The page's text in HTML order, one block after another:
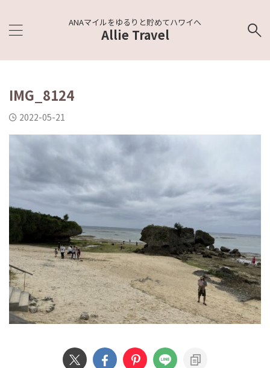
ANAマイルをゆるりと貯めてハワイへ
Allie Travel
IMG_8124
2022-05-21